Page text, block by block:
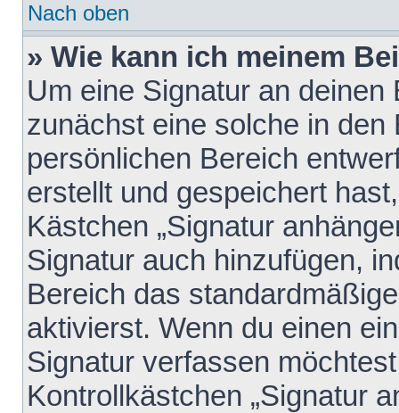
Nach oben
» Wie kann ich meinem
Um eine Signatur an
zunächst eine solche in den
persönlichen Bereich
erstellt und gespeichert
Kästchen „Signatur
Signatur auch hinzufügen,
Bereich das
aktivierst. Wenn du einen
Signatur verfassen
Kontrollkästchen „Signatur